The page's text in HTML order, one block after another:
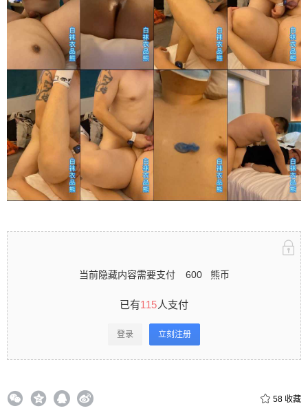
当前隐藏内容需要支付 600 熊币
已有115人支付
登录 立刻注册
58 收藏